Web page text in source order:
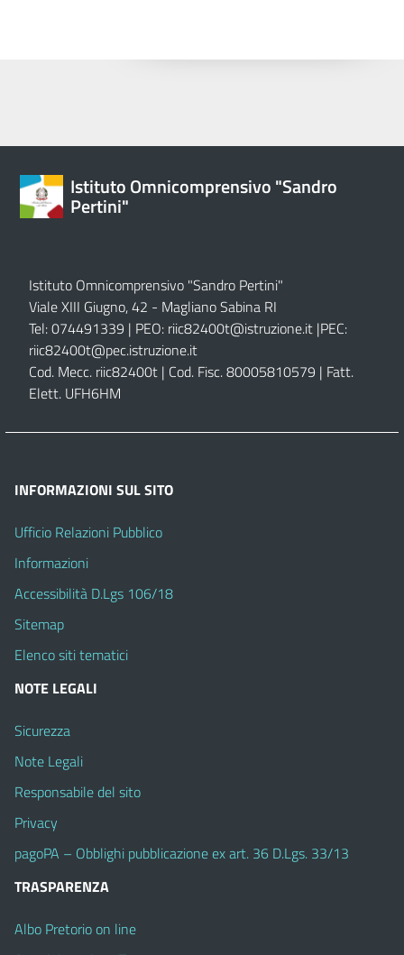
Istituto Omnicomprensivo "Sandro
Pertini"
Istituto Omnicomprensivo "Sandro Pertini"
Viale XIII Giugno, 42 - Magliano Sabina RI
Tel: 074491339 | PEO: riic82400t@istruzione.it |PEC:
riic82400t@pec.istruzione.it
Cod. Mecc. riic82400t | Cod. Fisc. 80005810579 | Fatt.
Elett. UFH6HM
INFORMAZIONI SUL SITO
Ufficio Relazioni Pubblico
Informazioni
Accessibilità D.Lgs 106/18
Sitemap
Elenco siti tematici
NOTE LEGALI
Sicurezza
Note Legali
Responsabile del sito
Privacy
pagoPA – Obblighi pubblicazione ex art. 36 D.Lgs. 33/13
TRASPARENZA
Albo Pretorio on line